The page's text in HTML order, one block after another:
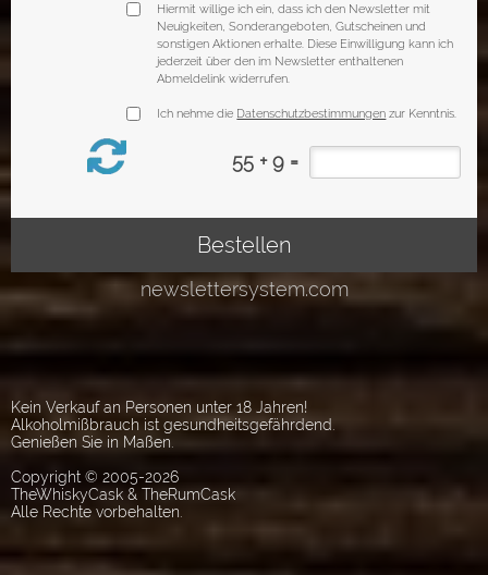
Kein Verkauf an Personen unter 18 Jahren!
Alkoholmißbrauch ist gesundheitsgefährdend.
Genießen Sie in Maßen.
Copyright © 2005-2026
TheWhiskyCask & TheRumCask
Alle Rechte vorbehalten.